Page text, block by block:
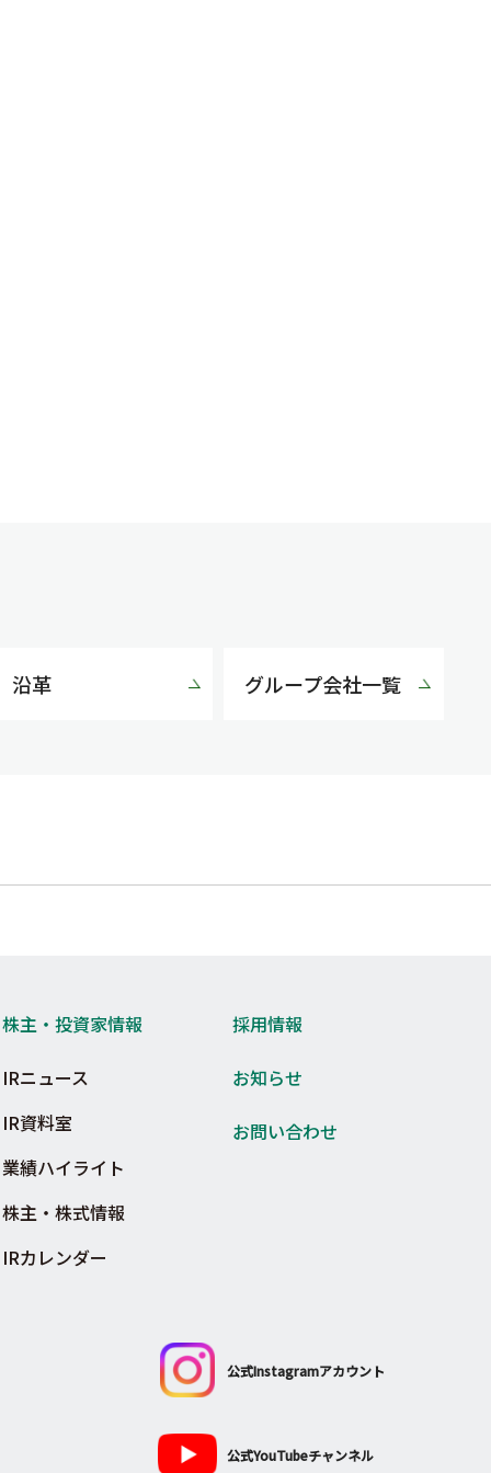
沿革 グループ会社一覧
株主・投資家情報
IRニュース
IR資料室
業績ハイライト
株主・株式情報
IRカレンダー
採用情報
お知らせ
お問い合わせ
公式Instagramアカウント
公式YouTubeチャンネル